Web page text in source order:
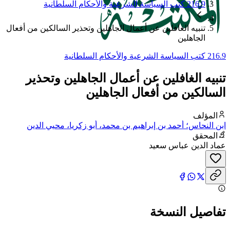
216.9 كتب السياسة الشرعية والأحكام السلطانية
تنبيه الغافلين عن أعمال الجاهلين وتحذير السالكين من أفعال
الجاهلين
216.9 كتب السياسة الشرعية والأحكام السلطانية
تنبيه الغافلين عن أعمال الجاهلين وتحذير
السالكين من أفعال الجاهلين
المؤلف
ابن النحاس؛ أحمد بن إبراهيم بن محمد، أبو زكريا، محيي الدين
الدمشقي ثم الدمياطي، المعروف بابن النحاس
المحقق
عماد الدين عباس سعيد
تفاصيل النسخة